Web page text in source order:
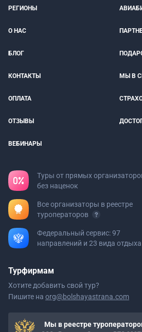
РЕГИОНЫ
О НАС
БЛОГ
КОНТАКТЫ МЫ В
ОПЛАТА
ОТЗЫВЫ
ВЕБИНАРЫ
Туры от прямых
без наценок
Все организаторы в реестре
туроператоров
Федеральный сервис: 97
направлений и 23 вида отдыха
Турфирмам
Хотите добавить свой тур?
Пишите на org@bolshayastrana.com
Мы в реестре